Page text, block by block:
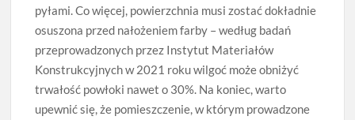
pyłami. Co więcej, powierzchnia musi zostać dokładnie
osuszona przed nałożeniem farby – według badań
przeprowadzonych przez Instytut Materiałów
Konstrukcyjnych w 2021 roku wilgoć może obniżyć
trwałość powłoki nawet o 30%. Na koniec, warto
upewnić się, że pomieszczenie, w którym prowadzone